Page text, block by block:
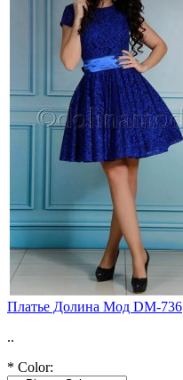
Платье Долина Мод DM-736
..
* Color: